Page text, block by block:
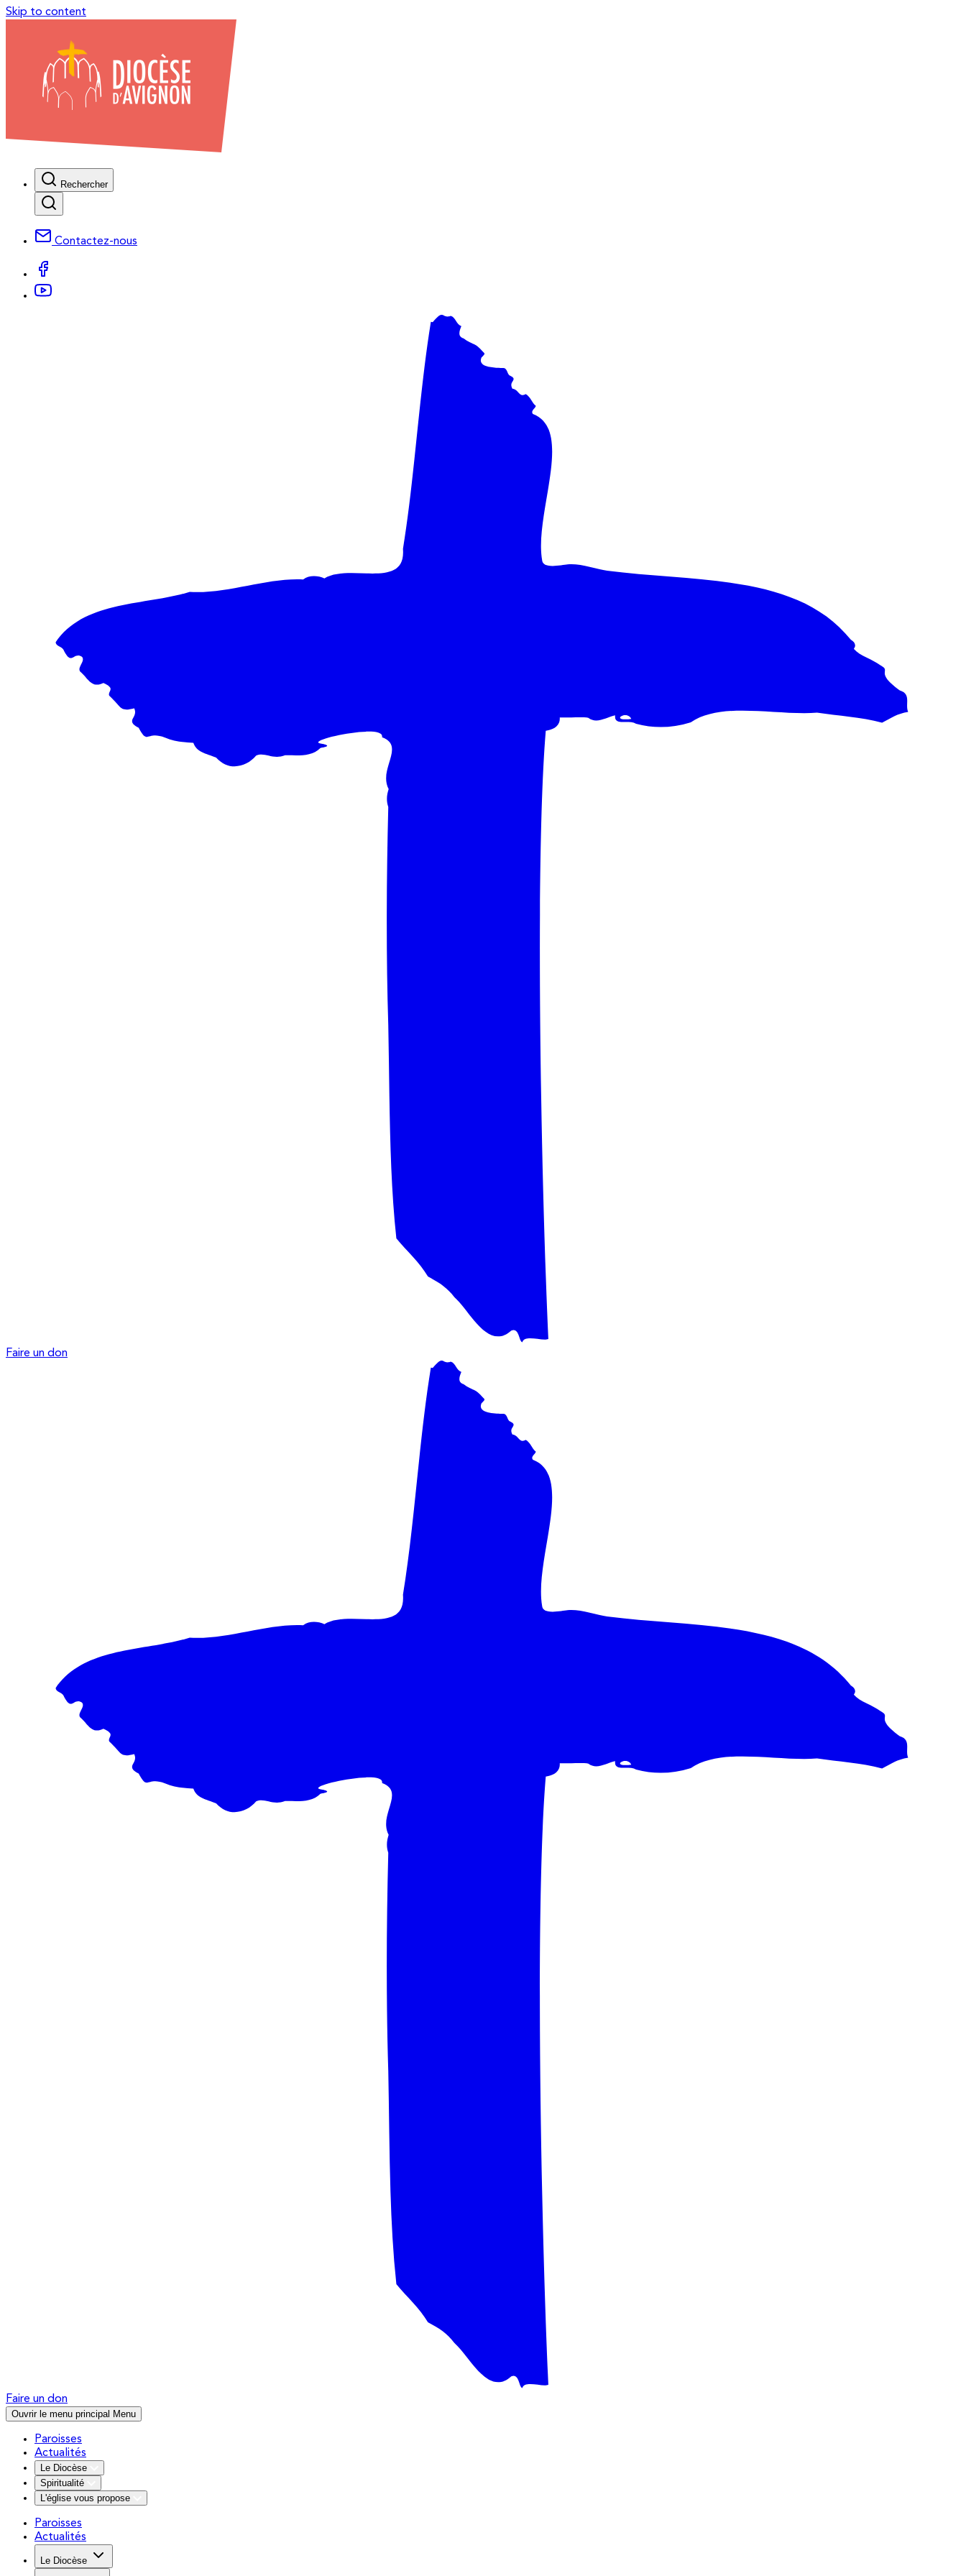
Skip to content
Rechercher
Contactez-nous
Faire un don
Faire un don
Ouvrir le menu principal Menu
Paroisses
Actualités
Le Diocèse
Spiritualité
L'église vous propose
Paroisses
Actualités
Le Diocèse